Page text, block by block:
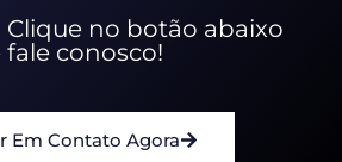
no botão abaixo
fale conosco!
Em Contato Agora